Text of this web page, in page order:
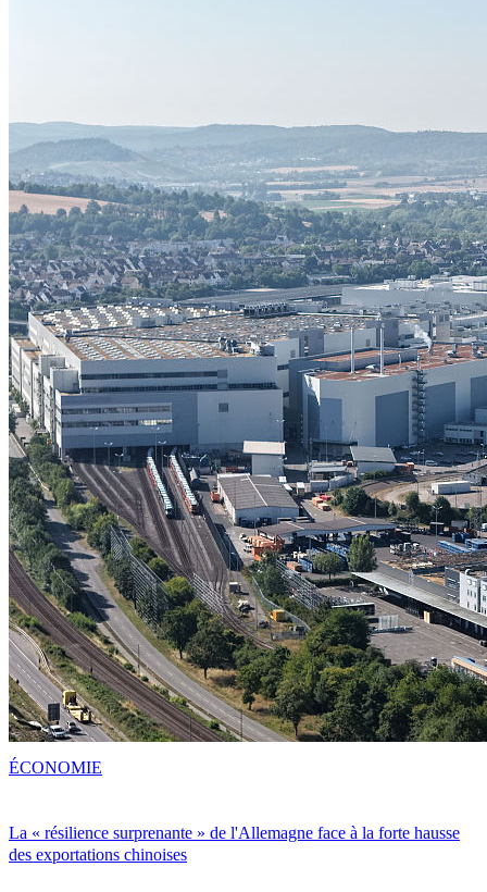
La « résilience surprenante » de l'Allemagne face à la forte hausse
des exportations chinoises
ÉCONOMIE